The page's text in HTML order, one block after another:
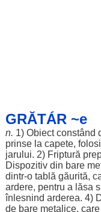
GRĂTÁR ~e
n. 1) Obiect constând
prinsela capete,
jarului. 2) Friptură
Dispozitivdin bare
dintr-o tablă găurită,
ardere, pentru a lăsa
înlesnind arderea. 4)
de bare metalice,